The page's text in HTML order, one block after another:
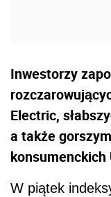
Inwestorzy
Electric,
a także
W piątek